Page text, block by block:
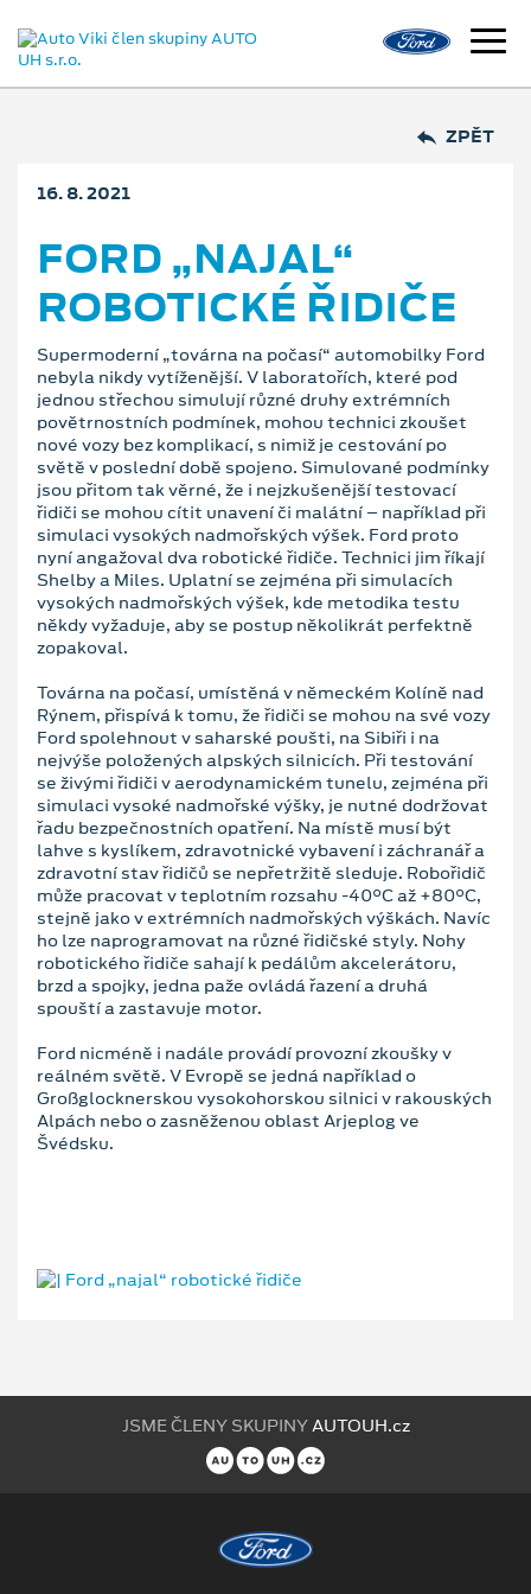
ZPĚT
16. 8. 2021
FORD „NAJAL“
ROBOTICKÉ ŘIDIČE
Supermoderní „továrna na počasí“ automobilky Ford
nebyla nikdy vytíženější. V laboratořích, které pod
jednou střechou simulují různé druhy extrémních
povětrnostních podmínek, mohou technici zkoušet
nové vozy bez komplikací, s nimiž je cestování po
světě v poslední době spojeno. Simulované podmínky
jsou přitom tak věrné, že i nejzkušenější testovací
řidiči se mohou cítit unavení či malátní – například při
simulaci vysokých nadmořských výšek. Ford proto
nyní angažoval dva robotické řidiče. Technici jim říkají
Shelby a Miles. Uplatní se zejména při simulacích
vysokých nadmořských výšek, kde metodika testu
někdy vyžaduje, aby se postup několikrát perfektně
zopakoval.
Továrna na počasí, umístěná v německém Kolíně nad
Rýnem, přispívá k tomu, že řidiči se mohou na své vozy
Ford spolehnout v saharské poušti, na Sibiři i na
nejvýše položených alpských silnicích. Při testování
se živými řidiči v aerodynamickém tunelu, zejména při
simulaci vysoké nadmořské výšky, je nutné dodržovat
řadu bezpečnostních opatření. Na místě musí být
lahve s kyslíkem, zdravotnické vybavení i záchranář a
zdravotní stav řidičů se nepřetržitě sleduje. Robořidič
může pracovat v teplotním rozsahu -40°C až +80°C,
stejně jako v extrémních nadmořských výškách. Navíc
ho lze naprogramovat na různé řidičské styly. Nohy
robotického řidiče sahají k pedálům akcelerátoru,
brzd a spojky, jedna paže ovládá řazení a druhá
spouští a zastavuje motor.
Ford nicméně i nadále provádí provozní zkoušky v
reálném světě. V Evropě se jedná například o
Großglocknerskou vysokohorskou silnici v rakouských
Alpách nebo o zasněženou oblast Arjeplog ve
Švédsku.
JSME ČLENY SKUPINYAUTOUH.cz